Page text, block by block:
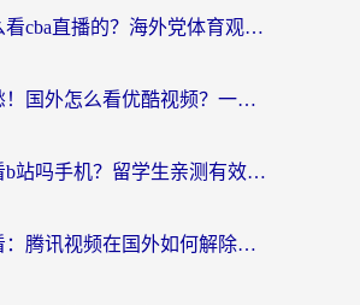
在香港怎么看cba直播的？海外党体育观赛终极指南：告别版权限制，畅享中文解说
海外党别愁！国外怎么看优酷视频？一招解决追剧、看直播难题
海外可以看b站吗手机？留学生亲测有效的回国加速指南
海外党必看：腾讯视频在国外如何解除地域限制？附优酷咪咕使用指南